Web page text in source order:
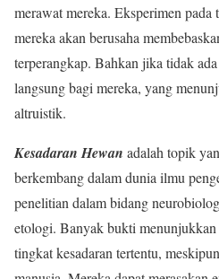
merawat mereka. Eksperimen
mereka akan berusaha
terperangkap. Bahkan jika tidak
langsung bagi mereka, yang
altruistik.
Kesadaran Hewan adalah topik
berkembang dalam dunia ilmu
penelitian dalam bidang
etologi. Banyak bukti
tingkat kesadaran tertentu,